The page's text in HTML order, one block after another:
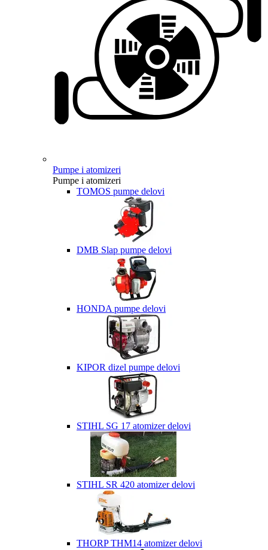
Pumpe i atomizeri
Pumpe i atomizeri
TOMOS pumpe delovi
DMB Slap pumpe delovi
HONDA pumpe delovi
KIPOR dizel pumpe delovi
STIHL SG 17 atomizer delovi
STIHL SR 420 atomizer delovi
THORP THM14 atomizer delovi